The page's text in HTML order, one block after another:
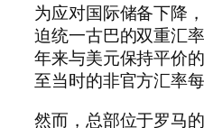
为应对国际储备下降
迫统一古巴的双重汇
年来与美元保持平价
至当时的非官方汇率每
然而，总部位于罗马